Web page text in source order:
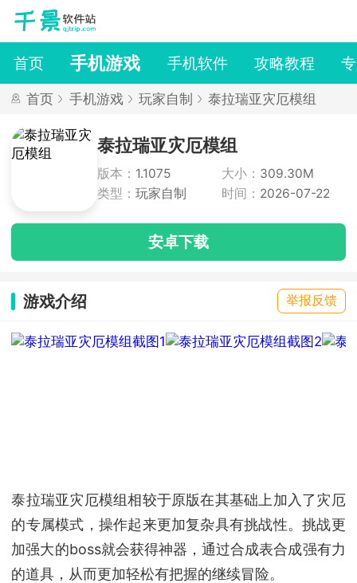
首页 手机游戏 手机软件 攻略教程
首页 手机游戏 玩家自制 泰拉瑞亚灾厄模组
泰拉瑞亚灾厄模组
版本： 1.1075 大小： 309.30M
类型： 玩家自制 时间： 2026-07-22
安卓下载
游戏介绍 举报反馈
泰拉瑞亚灾厄模组相较于原版在其基础上加入了灾厄
的专属模式，操作起来更加复杂具有挑战性。挑战更
加强大的boss就会获得神器，通过合成表合成强有力
的道具，从而更加轻松有把握的继续冒险。